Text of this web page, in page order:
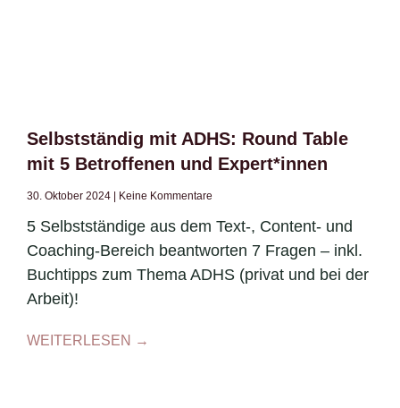
Selbstständig mit ADHS: Round Table
mit 5 Betroffenen und Expert*innen
30. Oktober 2024 Keine Kommentare
5 Selbstständige aus dem Text-, Content- und
Coaching-Bereich beantworten 7 Fragen – inkl.
Buchtipps zum Thema ADHS (privat und bei der
Arbeit)!
WEITERLESEN →